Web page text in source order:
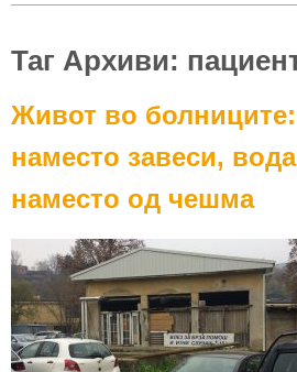
Таг Архиви:
Живот во
наместо завеси,
наместо од чешма